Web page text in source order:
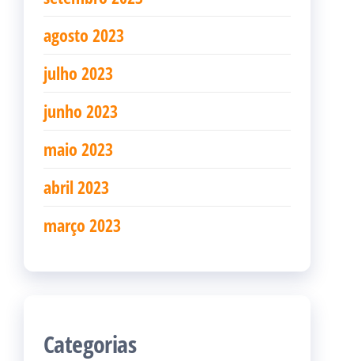
agosto 2023
julho 2023
junho 2023
maio 2023
abril 2023
março 2023
Categorias